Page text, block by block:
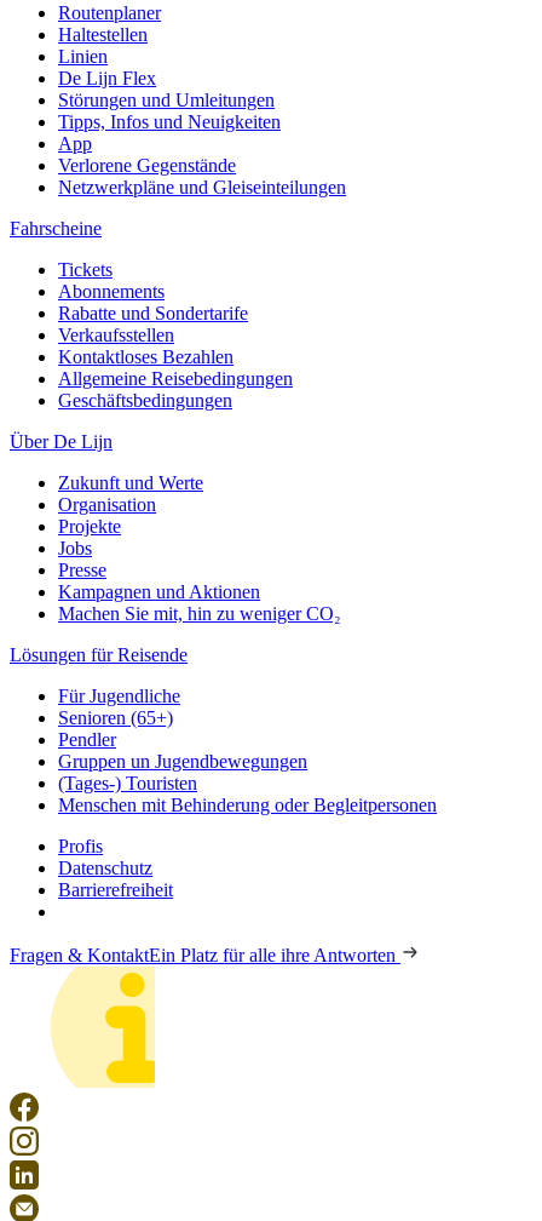
Routenplaner
Haltestellen
Linien
De Lijn Flex
Störungen und Umleitungen
Tipps, Infos und Neuigkeiten
App
Verlorene Gegenstände
Netzwerkpläne und Gleiseinteilungen
Fahrscheine
Tickets
Abonnements
Rabatte und Sondertarife
Verkaufsstellen
Kontaktloses Bezahlen
Allgemeine Reisebedingungen
Geschäftsbedingungen
Über De Lijn
Zukunft und Werte
Organisation
Projekte
Jobs
Presse
Kampagnen und Aktionen
Machen Sie mit, hin zu weniger CO₂
Lösungen für Reisende
Für Jugendliche
Senioren (65+)
Pendler
Gruppen un Jugendbewegungen
(Tages-) Touristen
Menschen mit Behinderung oder Begleitpersonen
Profis
Datenschutz
Barrierefreiheit
Fragen & KontaktEin Platz für alle ihre Antworten